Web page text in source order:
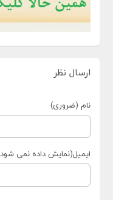
ارسال نظر
نام (ضروری)
ایمیل(نمایش داده نمی